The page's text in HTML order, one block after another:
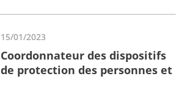
15/01/2023
Coordonnateur des dispositifs
de protection des personnes et